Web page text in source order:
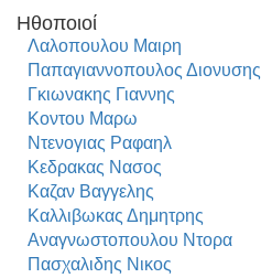
Ηθοποιοί
Λαλοπουλου Μαιρη
Παπαγιαννοπουλος Διονυσης
Γκιωνακης Γιαννης
Κοντου Μαρω
Ντενογιας Ραφαηλ
Κεδρακας Νασος
Καζαν Βαγγελης
Καλλιβωκας Δημητρης
Αναγνωστοπουλου Ντορα
Πασχαλιδης Νικος